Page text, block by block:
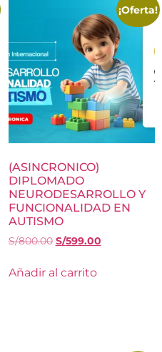
¡Oferta!
(ASINCRONICO)
DIPLOMADO
NEURODESARROLLO Y
FUNCIONALIDAD EN
AUTISMO
S/800.00 S/599.00
Añadir al carrito